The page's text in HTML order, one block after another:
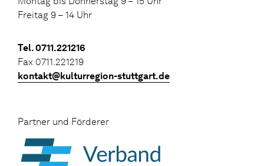
Freitag 9 – 14 Uhr
Tel. 0711.221216
Fax 0711.221219
kontakt@kulturregion-stuttgart.de
Partner und Förderer